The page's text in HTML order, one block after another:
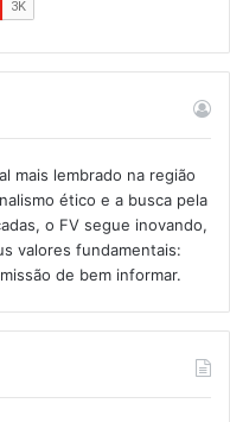
mais lembrado na região
ético e a busca pela
o FV segue inovando,
valores fundamentais:
de bem informar.​